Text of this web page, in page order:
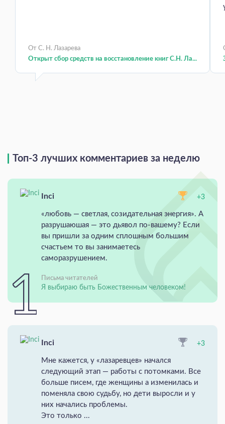
От С. Н. Лазарева
Открыт сбор средств на восстановление книг С.Н. Ла...
Топ-3 лучших комментариев за неделю
Inci +3
«любовь — светлая, созидательная энергия». А
разрушаюшая — это дьявол по-вашему? Если
вы пришли за одним сплошным большим
счастьем то вы занимаетесь
саморазрушением.
Письма читателей
Я выбираю быть Божественным человеком!
Inci +3
Мне кажется, у «лазаревцев» начался
следующий этап — работы с потомками. Все
больше писем, где женщины а изменилась и
поменяла свою судьбу, но дети выросли и у
них начались проблемы.
Это только ...